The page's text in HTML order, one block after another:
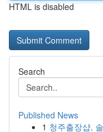
HTML is disabled
Search
Published News
1 청주출장샵,